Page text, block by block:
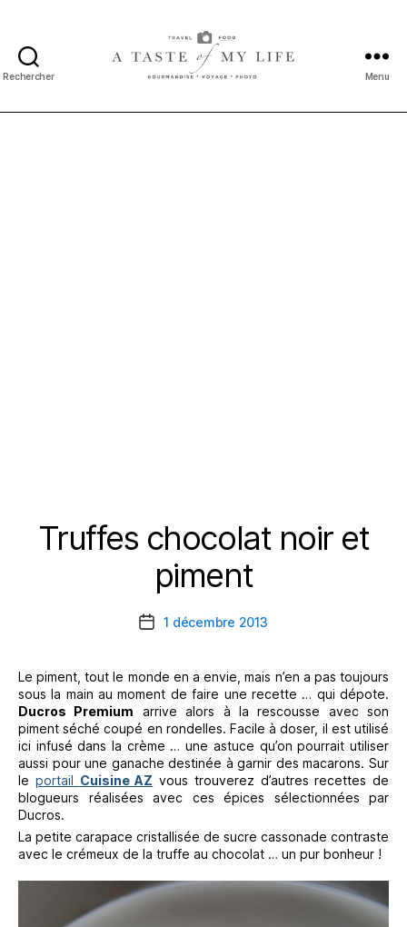
Rechercher
taste
Menu
Catégories
Truffes chocolat noir et
piment
Date1 décembre 2013
Le piment, tout le monde en a envie, mais n’en a pas toujours
sous la main au moment de faire une recette … qui dépote.
Ducros Premium arrive alors à la rescousse avec son
piment séché coupé en rondelles. Facile à doser, il est utilisé
ici infusé dans la crème … une astuce qu’on pourrait utiliser
aussi pour une ganache destinée à garnir des macarons. Sur
le portail Cuisine AZ vous trouverez d’autres recettes de
blogueurs réalisées avec ces épices sélectionnées par
Ducros.
La petite carapace cristallisée de sucre cassonade contraste
avec le crémeux de la truffe au chocolat … un pur bonheur !